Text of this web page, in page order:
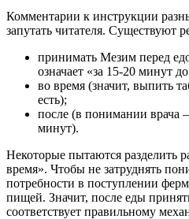
Комментарии к инструкции
запутать читателя. Существуют
принимать Мезим перед
означает «за 15-20 минут
во время (значит, выпить
есть);
после (в понимании врача
минут).
Некоторые пытаются разделить
время». Чтобы не затруднять
потребности в поступлении
пищей. Значит, после еды
соответствует правильному